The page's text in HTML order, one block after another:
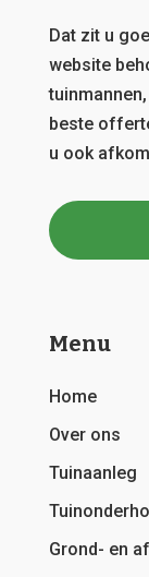
Dat zit u
website
beste
u ook
Menu
Home
Over ons
Tuinaanleg
Grond- en